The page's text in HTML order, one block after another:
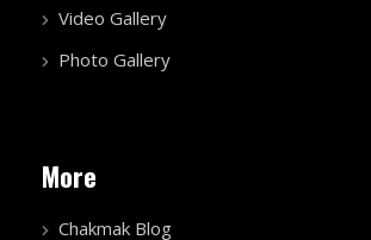
Video Gallery
Photo Gallery
More
Chakmak Blog